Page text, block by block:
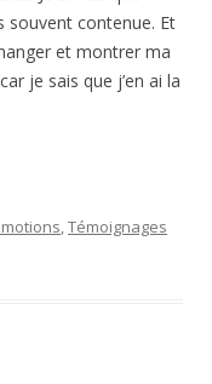
souvent contenue. Et
et montrer ma
je sais que j’en ai la
,Témoignages